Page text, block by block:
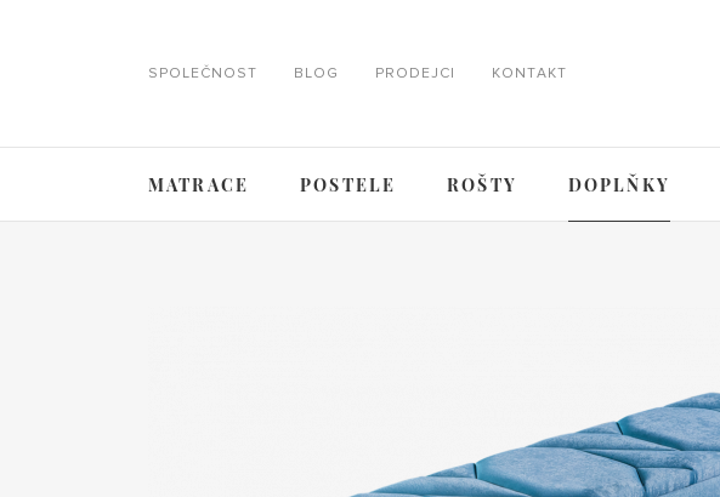
SPOLEČNOST BLOG PRODEJCI KONTAKT
MATRACE POSTELE ROŠTY DOPLŇKY